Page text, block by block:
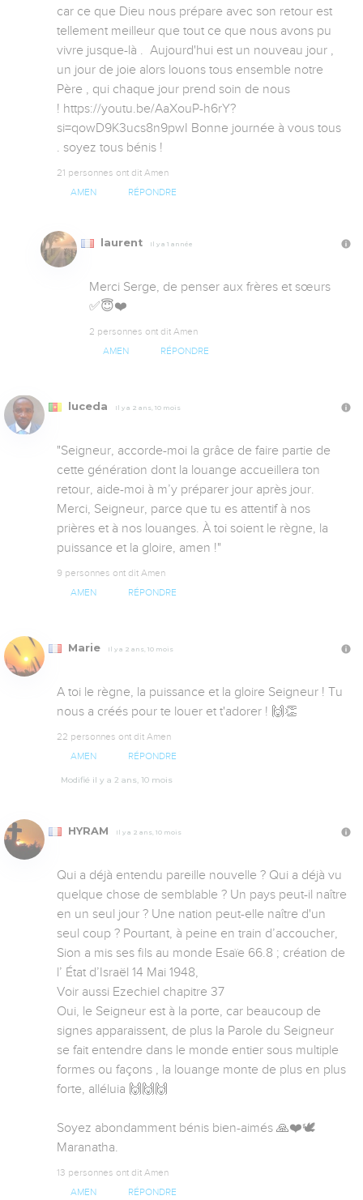
car ce que Dieu nous prépare avec son retour est
tellement meilleur que tout ce que nous avons pu
vivre jusque-là .  Aujourd'hui est un nouveau jour ,
un jour de joie alors louons tous ensemble notre
Père , qui chaque jour prend soin de nous
! https://youtu.be/AaXouP-h6rY?
si=qowD9K3ucs8n9pwI Bonne journée à vous tous
. soyez tous bénis !
21 personnes ont dit Amen
AMEN RÉPONDRE
laurent Il y a 1 année
Merci Serge, de penser aux frères et sœurs
✅😇❤️
2 personnes ont dit Amen
AMEN RÉPONDRE
luceda Il y a 2 ans, 10 mois
"Seigneur, accorde-moi la grâce de faire partie de
cette génération dont la louange accueillera ton
retour, aide-moi à m’y préparer jour après jour.
Merci, Seigneur, parce que tu es attentif à nos
prières et à nos louanges. À toi soient le règne, la
puissance et la gloire, amen !"
9 personnes ont dit Amen
AMEN RÉPONDRE
Marie Il y a 2 ans, 10 mois
A toi le règne, la puissance et la gloire Seigneur ! Tu
nous a créés pour te louer et t'adorer ! 🙌👏
22 personnes ont dit Amen
AMEN RÉPONDRE
Modifié il y a 2 ans, 10 mois
HYRAM Il y a 2 ans, 10 mois
Qui a déjà entendu pareille nouvelle ? Qui a déjà vu
quelque chose de semblable ? Un pays peut-il naître
en un seul jour ? Une nation peut-elle naître d'un
seul coup ? Pourtant, à peine en train d’accoucher,
Sion a mis ses fils au monde Esaïe 66.8 ; création de
l’ État d’Israël 14 Mai 1948,
Voir aussi Ezechiel chapitre 37
Oui, le Seigneur est à la porte, car beaucoup de
signes apparaissent, de plus la Parole du Seigneur
se fait entendre dans le monde entier sous multiple
formes ou façons , la louange monte de plus en plus
forte, alléluia 🙌🙌🙌
Soyez abondamment bénis bien-aimés 🙏❤️🕊️
Maranatha.
13 personnes ont dit Amen
AMEN RÉPONDRE